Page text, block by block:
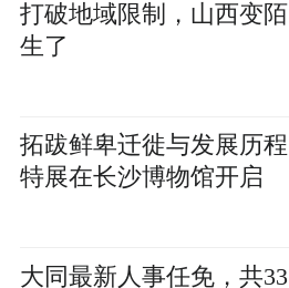
打破地域限制，山西变陌
生了
拓跋鲜卑迁徙与发展历程
特展在长沙博物馆开启
大同最新人事任免，共33